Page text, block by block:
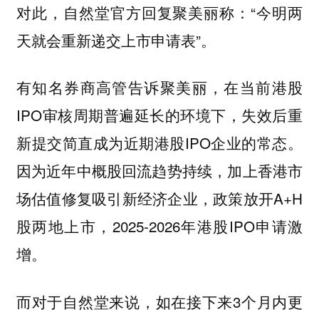
对此，自然堂官方回复聚美丽称：“今明两
天就会重新递交 上市申请表”。
有知名券商高管告诉聚美丽，在当前港股
IPO审核周期普遍延长的环境下，失效后重
新提交简直成为近期港股IPO企业的常态。
因为近年中概股回流趋势持续，加上香港市
场估值修复吸引新经济企业，政策放开A+H
股两地上市，2025-2026年港股IPO申请激
增。
而对于自然堂来说，如在接下来3个月内更